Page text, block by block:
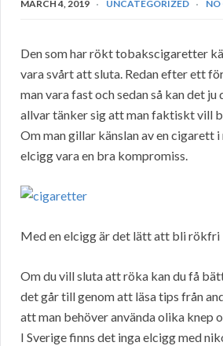
MARCH 4, 2019 UNCATEGORIZED NO
Den som har rökt tobakscigaretter
vara svårt att sluta. Redan efter ett
man vara fast och sedan så kan det ju
allvar tänker sig att man faktiskt vill
Om man gillar känslan av en cigarett i
elcigg vara en bra kompromiss.
Med en elcigg är det lätt att bli rökfri
Om du vill sluta att röka kan du få
det går till genom att läsa tips från
att man behöver använda olika knep
I Sverige finns det inga elcigg med